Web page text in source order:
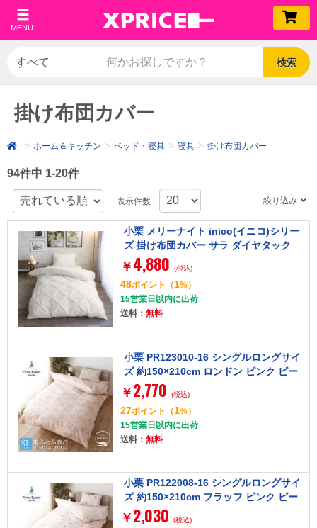
MENU
検索
掛け布団カバー
ホーム＆キッチン ベッド・寝具 寝具 掛け布団カバー
94件中 1-20件
表示件数 絞り込み
小栗 メリーナイト inico(イニコ)シリー
ズ 掛け布団カバー サラ ダイヤタック
約190×210cm アイボリー
￥ 4,880 (税込)
48ポイント （1%）
15営業日以内に出荷
送料： 無料
小栗 PR123010-16 シングルロングサイ
ズ 約150×210cm ロンドン ピンク ピー
ターラビット [掛け布団カバー]
￥ 2,770 (税込)
27ポイント （1%）
15営業日以内に出荷
送料： 無料
小栗 PR122008-16 シングルロングサイ
ズ 約150×210cm フラッフ ピンク ピー
ターラビット [掛け布団カバー]
￥ 2,030 (税込)